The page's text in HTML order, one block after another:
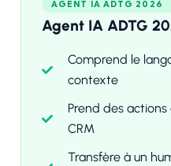
AGENT IA ADTG 2026
Agent IA ADTG
Comprend le
contexte
Prend des
CRM
Transfère à un